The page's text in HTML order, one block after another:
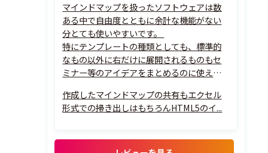
マインドマップを扱ったソフトウェアは数
ある中で自由度とともに余計な機能がない
分とても使いやすいです。
特にテンプレートの種類としても、標準的
なもの以外に右だけに展開されるものもセ
ミナー等のアイデアをまとめるのに使えま
さらにToDoの進捗についても、ある程度の
幅で設定をされているので使いやすいです。
作成したマインドマップの共有もエクセル
形式での掃き出しはもちろんHTML5のイ...